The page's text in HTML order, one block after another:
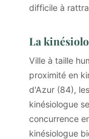
difficile à
La
Ville à taille
proximité en
d'Azur (84),
kinésiologue
concurrence
kinésiologue